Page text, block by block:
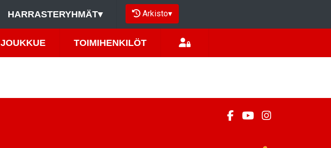
HARRASTERYHMÄT▾ Arkisto▾
JOUKKUE TOIMIHENKILÖT